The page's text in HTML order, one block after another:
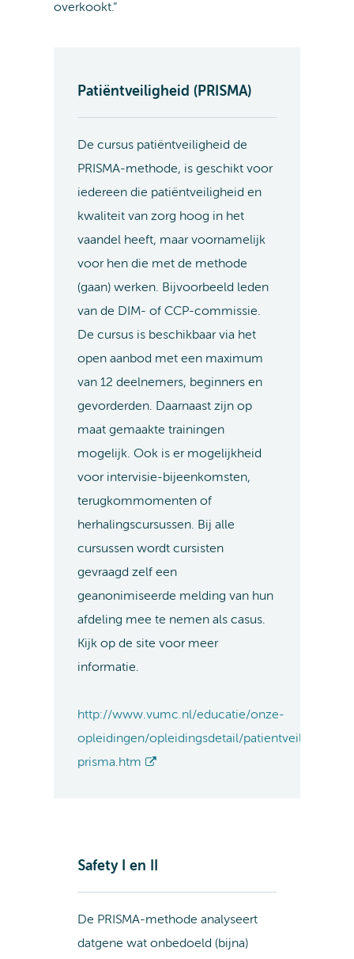
overkookt.”
Patiëntveiligheid (PRISMA)
De cursus patiëntveiligheid de
PRISMA-methode, is geschikt voor
iedereen die patiëntveiligheid en
kwaliteit van zorg hoog in het
vaandel heeft, maar voornamelijk
voor hen die met de methode
(gaan) werken. Bijvoorbeeld leden
van de DIM- of CCP-commissie.
De cursus is beschikbaar via het
open aanbod met een maximum
van 12 deelnemers, beginners en
gevorderden. Daarnaast zijn op
maat gemaakte trainingen
mogelijk. Ook is er mogelijkheid
voor intervisie-bijeenkomsten,
terugkommomenten of
herhalingscursussen. Bij alle
cursussen wordt cursisten
gevraagd zelf een
geanonimiseerde melding van hun
afdeling mee te nemen als casus.
Kijk op de site voor meer
informatie.
http://www.vumc.nl/educatie/onze-
opleidingen/opleidingsdetail/patientveiligheid-
prisma.htm
Safety I en II
De PRISMA-methode analyseert
datgene wat onbedoeld (bijna)